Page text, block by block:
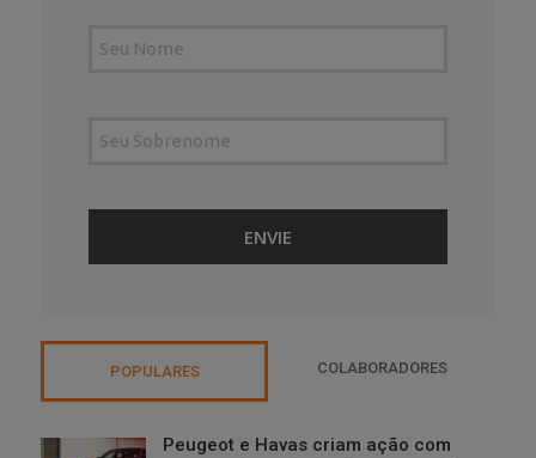
POPULARES COLABORADORES
Peugeot e Havas criam ação com